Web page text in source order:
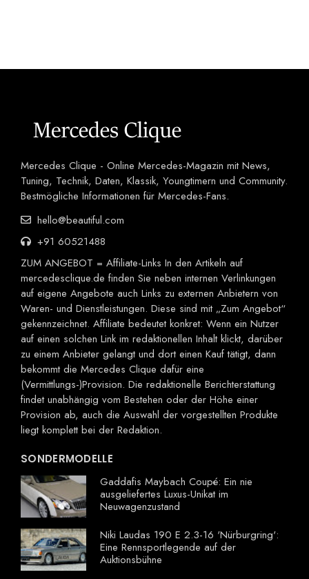
Mercedes Clique - Online Mercedes-Magazin mit News,
Tuning, Technik, Daten, Klassik, Youngtimern und Community.
Bestmögliche Informationen für Mercedes-Fans.
hello@beautiful.com
+91 60521488
ZUM ANGEBOT = Affiliate-Links In den Artikeln auf
mercedesclique.de finden Sie neben internen Verlinkungen
auf eigene Angebote auch Links zu externen Anbietern von
Waren- und Dienstleistungen. Diese sind mit „Zum Angebot“
gekennzeichnet. Affiliate bedeutet konkret: Wenn ein Nutzer
auf einen solchen Link im redaktionellen Inhalt klickt, darüber
zu einem Anbieter gelangt und dort einen Kauf tätigt, dann
bekommt die Mercedes Clique dafür eine
(Vermittlungs-)Provision. Die redaktionelle Berichterstattung
findet unabhängig vom Bestehen oder der Höhe einer
Provision ab, auch die Auswahl der vorgestellten Produkte
liegt komplett bei der Redaktion.
SONDERMODELLE
Gaddafis Maybach Coupé: Ein nie
ausgeliefertes Luxus-Unikat im
Neuwagenzustand
Niki Laudas 190 E 2.3-16 'Nürburgring':
Eine Rennsportlegende auf der
Auktionsbühne